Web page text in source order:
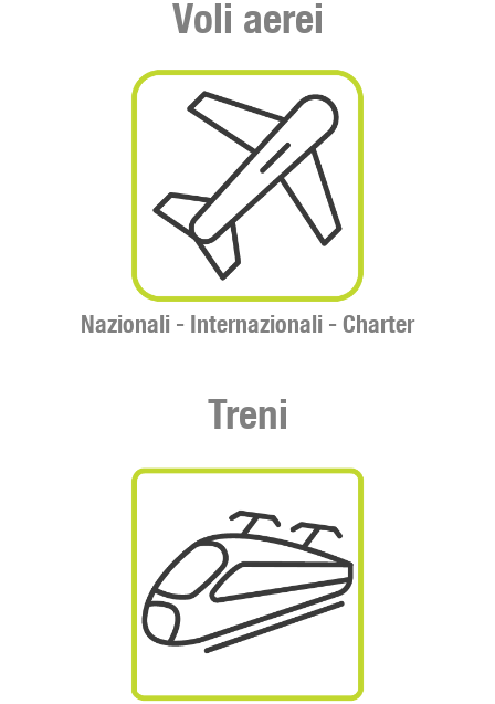
Voli aerei
Nazionali - Internazionali - Charter
Treni